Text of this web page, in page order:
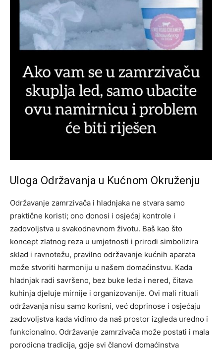
Uloga Održavanja u Kućnom Okruženju
Održavanje zamrzivača i hladnjaka ne stvara samo
praktične koristi; ono donosi i osjećaj kontrole i
zadovoljstva u svakodnevnom životu. Baš kao što
koncept zlatnog reza u umjetnosti i prirodi simbolizira
sklad i ravnotežu, pravilno održavanje kućnih aparata
može stvoriti harmoniju u našem domaćinstvu. Kada
hladnjak radi savršeno, bez buke leda i nered, čitava
kuhinja djeluje mirnije i organizovanije. Ovi mali rituali
održavanja nisu samo korisni, već doprinose i osjećaju
zadovoljstva kada vidimo da naš prostor izgleda uredno i
funkcionalno. Održavanje zamrzivača može postati i mala
porodicna tradicija, gdje svi članovi domaćinstva